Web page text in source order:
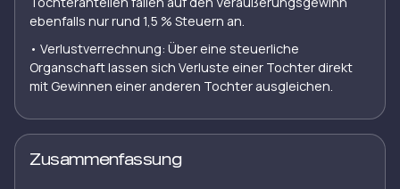
ebenfalls nur rund 1,5 % Steuern an.
•⁠ ⁠Verlustverrechnung: Über eine steuerliche
Organschaft lassen sich Verluste einer Tochter direkt
mit Gewinnen einer anderen Tochter ausgleichen.
Zusammenfassung